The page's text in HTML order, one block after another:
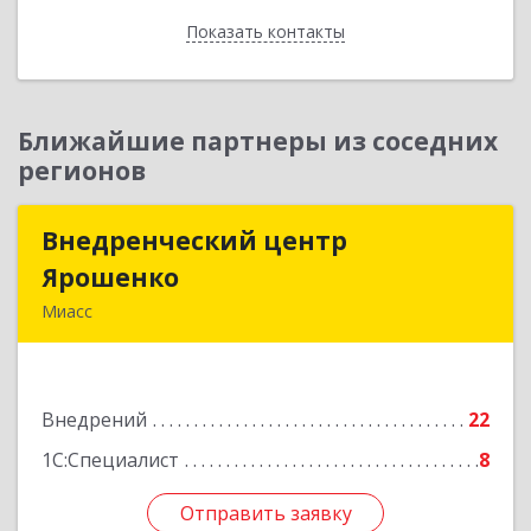
Показать контакты
Отправить заявку
Назад
Ближайшие партнеры из соседних
регионов
Внедренческий центр
Ярошенко
Миасс
Внедрений
22
1С:Специалист
8
Отправить заявку
Внедренческий центр
Подробнее
Отправить заявку